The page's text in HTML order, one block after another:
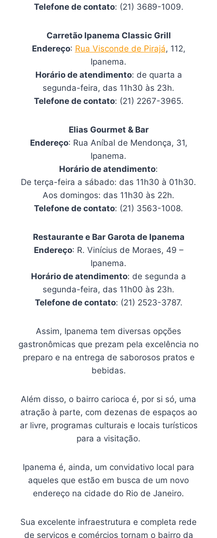
Telefone de contato: (21) 3689-1009.
Carretão Ipanema Classic Grill
Endereço: Rua Visconde de Pirajá, 112,
Ipanema.
Horário de atendimento: de quarta a
segunda-feira, das 11h30 às 23h.
Telefone de contato: (21) 2267-3965.
Elias Gourmet & Bar
Endereço: Rua Aníbal de Mendonça, 31,
Ipanema.
Horário de atendimento:
De terça-feira a sábado: das 11h30 à 01h30.
Aos domingos: das 11h30 às 22h.
Telefone de contato: (21) 3563-1008.
Restaurante e Bar Garota de Ipanema
Endereço: R. Vinícius de Moraes, 49 –
Ipanema.
Horário de atendimento: de segunda a
segunda-feira, das 11h00 às 23h.
Telefone de contato: (21) 2523-3787.
Assim, Ipanema tem diversas opções
gastronômicas que prezam pela excelência no
preparo e na entrega de saborosos pratos e
bebidas.
Além disso, o bairro carioca é, por si só, uma
atração à parte, com dezenas de espaços ao
ar livre, programas culturais e locais turísticos
para a visitação.
Ipanema é, ainda, um convidativo local para
aqueles que estão em busca de um novo
endereço na cidade do Rio de Janeiro.
Sua excelente infraestrutura e completa rede
de serviços e comércios tornam o bairro da